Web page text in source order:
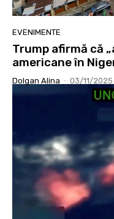
EVENIMENTE
Trump afirmă că
americane în
Dolgan Alina - 03/11/2025